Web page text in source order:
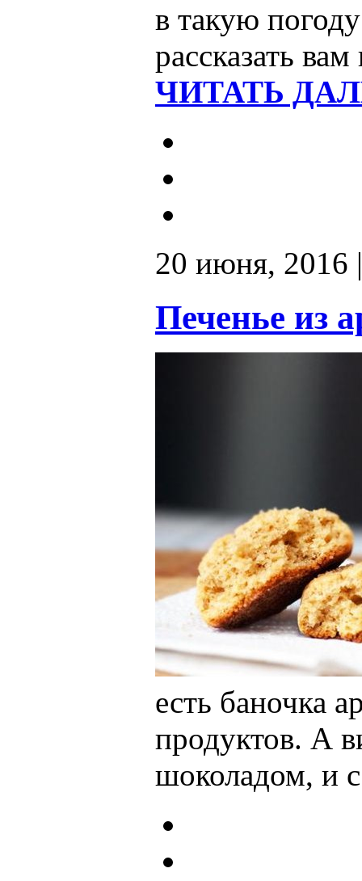
в такую
рассказать
ЧИТАТЬ
20 июня, 2016
Печенье из
есть баночка
продуктов. А
шоколадом, и